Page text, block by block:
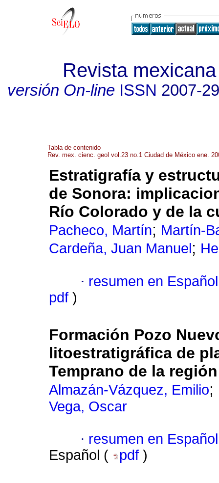
Revista
versión On-lineISSN 2007-
Tabla de contenido
Rev. mex. cienc. geol vol.23 no.1 Ciudad de México ene.
Estratigrafía y
de Sonora:
Río Colorado y de la
Pacheco, Martín; Martín-
Cardeña, Juan Manuel ;
· resumen en Español
pdf )
Formación Pozo
litoestratigráfica de
Temprano de la
Almazán-Vázquez, Emilio;
Vega, Oscar
· resumen en Español
Español (
pdf )